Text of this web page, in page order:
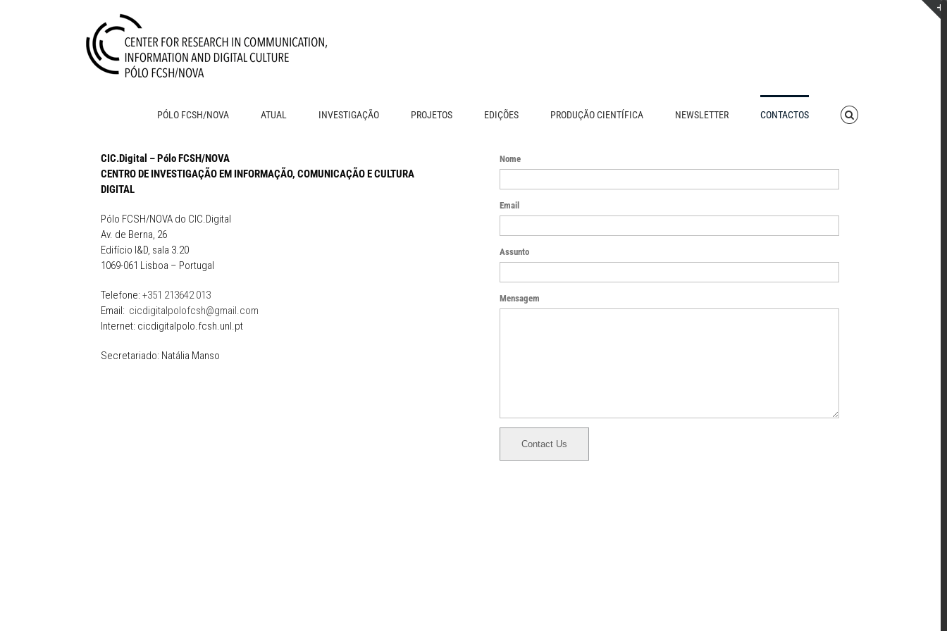
PÓLO FCSH/NOVA ATUAL INVESTIGAÇÃO PROJETOS EDIÇÕES PRODUÇÃO CIENTÍFICA NEWSLETTER CONTACTOS
CIC.Digital – Pólo FCSH/NOVA
CENTRO DE INVESTIGAÇÃO EM INFORMAÇÃO, COMUNICAÇÃO E CULTURA
DIGITAL
Pólo FCSH/NOVA do CIC.Digital
Av. de Berna, 26
Edifício I&D, sala 3.20
1069-061 Lisboa – Portugal
Telefone: +351 213642 013
Email: cicdigitalpolofcsh@gmail.com
Internet: cicdigitalpolo.fcsh.unl.pt
Secretariado: Natália Manso
Nome
Email
Assunto
Mensagem